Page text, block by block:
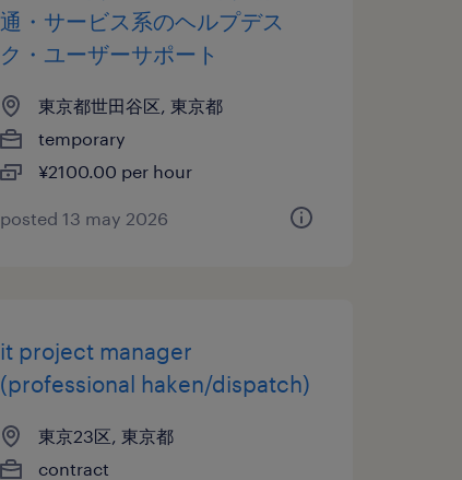
通・サービス系のヘルプデス
ク・ユーザーサポート
東京都世田谷区, 東京都
temporary
¥2100.00 per hour
posted 13 may 2026
it project manager
(professional haken/dispatch)
東京23区, 東京都
contract